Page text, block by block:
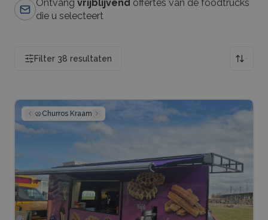
Ontvang vrijblijvend offertes van de foodtrucks
die u selecteert
Filter 38 resultaten
🥨Churros Kraam